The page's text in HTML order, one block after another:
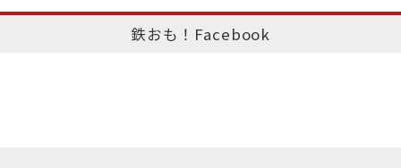
鉄おも！Facebook